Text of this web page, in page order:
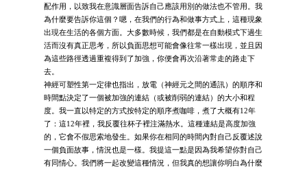
配作用，以致我在意識層面告訴自己應該用別的做法也不管用。我
為什麼要告訴你這個？嗯，在我們的行為和做事方式上，這種現象
出現在生活的各個方面。大多數時候，我們都是在自動模式下過生
活而沒有真正思考，所以負面思想可能會像往常一樣出現，並且因
為這些路徑透過重複得到了加強，你便會再次沿著常走的路走下
去。
神經可塑性第一定律也指出，放電（神經元之間的通訊）的順序和
時間點決定了一個被加強的連結（或被削弱的連結）的大小和程
度。我一直以特定的方式按特定的順序煮咖啡，煮了大概有12年
了：這12年裡，我反覆往杯子裡注滿熱水。這種連結是高度加強
的，它會不假思索地發生。如果你在相同的時間內對自己反覆述說
一個負面故事，情況也是一樣。我提這一點是因為我希望你對自己
有同情心。我們將一起改變這種情況，但我真的想讓你明白為什麼